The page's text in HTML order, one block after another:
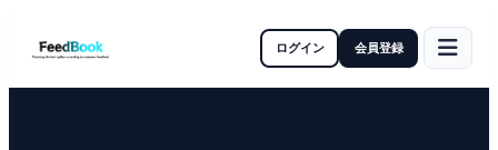
ログイン 会員登録